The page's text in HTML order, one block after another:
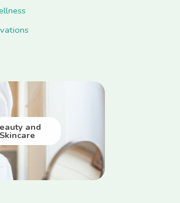
and
Skincare